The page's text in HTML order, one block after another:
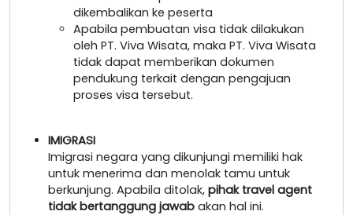
dikembalikan ke peserta
Apabila pembuatan visa tidak dilakukan
oleh PT. Viva Wisata, maka PT. Viva Wisata
tidak dapat memberikan dokumen
pendukung terkait dengan pengajuan
proses visa tersebut.
IMIGRASI
Imigrasi negara yang dikunjungi memiliki hak
untuk menerima dan menolak tamu untuk
berkunjung. Apabila ditolak, pihak travel agent
tidak bertanggung jawab akan hal ini.